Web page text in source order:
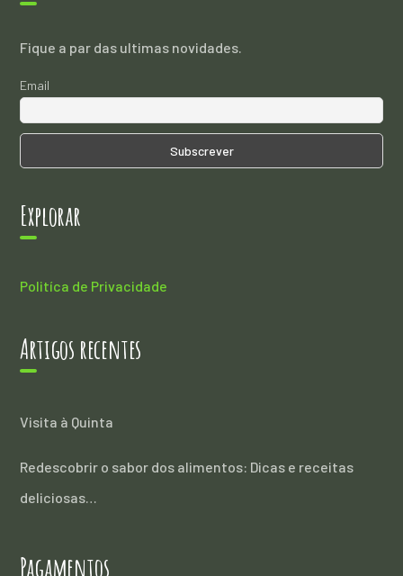
Fique a par das ultimas novidades.
Email
Explorar
Politíca de Privacidade
Artigos recentes
Visita à Quinta
Redescobrir o sabor dos alimentos: Dicas e receitas
deliciosas…
Pagamentos